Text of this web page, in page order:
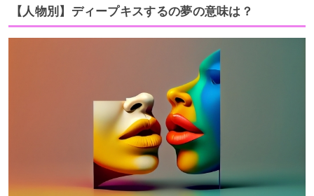
【人物別】ディープキスするの夢の意味は？